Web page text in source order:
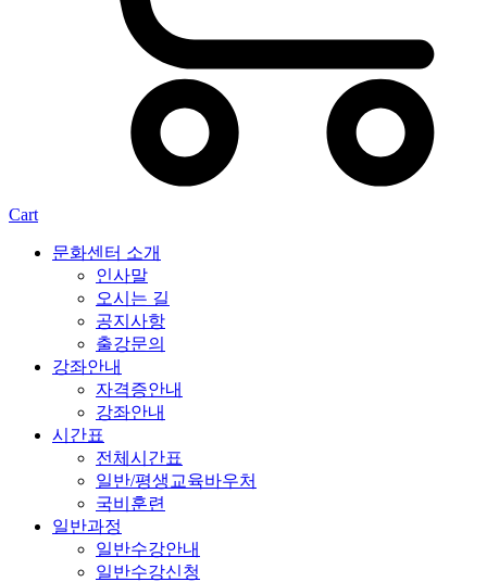
Cart
문화센터 소개
인사말
오시는 길
공지사항
출강문의
강좌안내
자격증안내
강좌안내
시간표
전체시간표
일반/평생교육바우처
국비훈련
일반과정
일반수강안내
일반수강신청